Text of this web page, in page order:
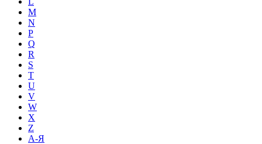
M
N
P
Q
R
S
T
U
V
W
X
Z
А-Я